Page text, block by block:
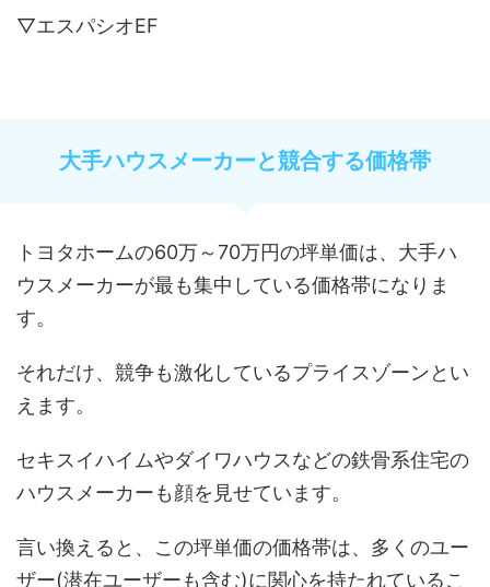
▽エスパシオEF
大手ハウスメーカーと競合する価格帯
トヨタホームの60万～70万円の坪単価は、大手ハ
ウスメーカーが最も集中している価格帯になりま
す。
それだけ、競争も激化しているプライスゾーンとい
えます。
セキスイハイムやダイワハウスなどの鉄骨系住宅の
ハウスメーカーも顔を見せています。
言い換えると、この坪単価の価格帯は、多くのユー
ザー(潜在ユーザーも含む)に関心を持たれているこ